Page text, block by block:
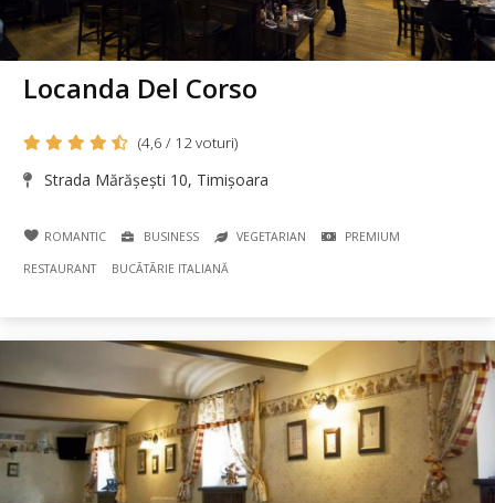
Locanda Del Corso
(4,6 / 12 voturi)
Strada Mărășești 10, Timișoara
ROMANTIC BUSINESS VEGETARIAN PREMIUM
RESTAURANT BUCÃTÃRIE ITALIANĂ